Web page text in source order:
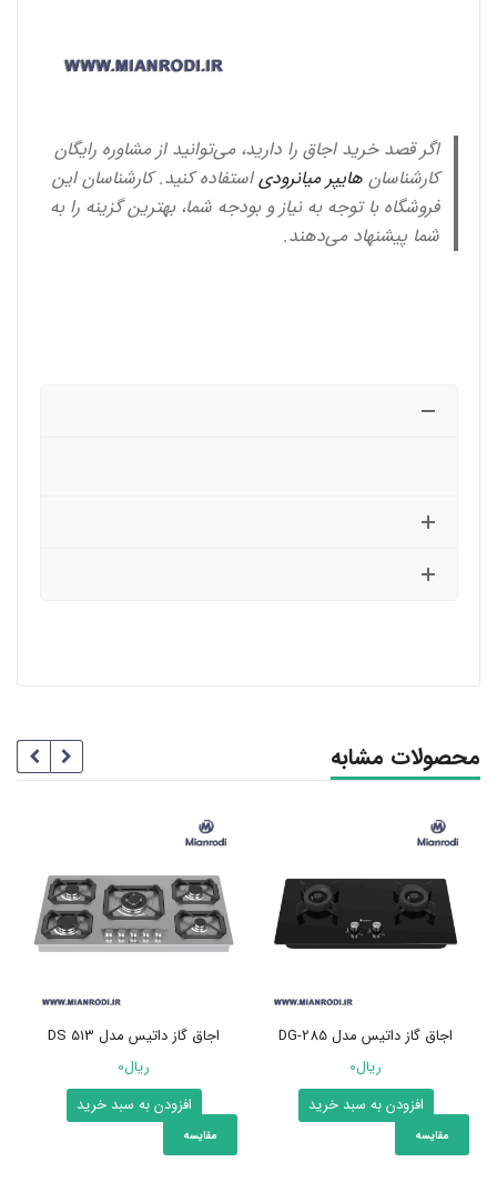
اگر قصد خرید اجاق را دارید، می‌توانید از مشاوره رایگان
کارشناسان هایپر میانرودیاستفاده کنید. کارشناسان این
فروشگاه با توجه به نیاز و بودجه شما، بهترین گزینه را به
شما پیشنهاد می‌دهند.
محصولات مشابه
اجاق گاز داتیس مدل DG-285
ریال0
افزودن به سبد خرید
مقایسه
اجاق گاز داتیس مدل DS 513
ریال0
افزودن به سبد خرید
مقایسه